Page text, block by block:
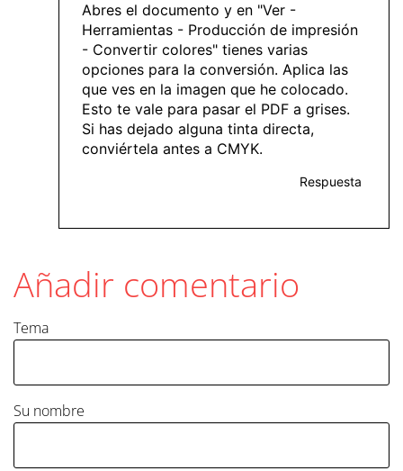
Abres el documento y en "Ver -
Herramientas - Producción de impresión
- Convertir colores" tienes varias
opciones para la conversión. Aplica las
que ves en la imagen que he colocado.
Esto te vale para pasar el PDF a grises.
Si has dejado alguna tinta directa,
conviértela antes a CMYK.
Respuesta
Añadir comentario
Tema
Su nombre